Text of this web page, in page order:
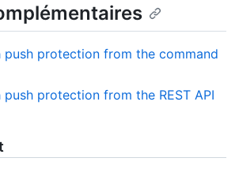
push protection from the command
protection from the REST API